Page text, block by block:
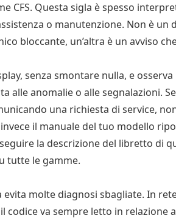
CFS. Questa sigla è spesso
o manutenzione. Non è un
bloccante, un’altra è un avviso
senza smontare nulla, e
alle anomalie o alle segnalazioni.
una richiesta di service,
il manuale del tuo modello
la descrizione del libretto di
tutte le gamme.
evita molte diagnosi sbagliate. In
codice va sempre letto in relazione